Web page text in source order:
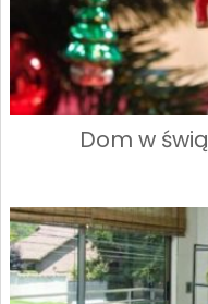
Dom w